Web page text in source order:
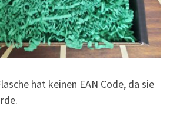
hat keinen EAN Code, da sie